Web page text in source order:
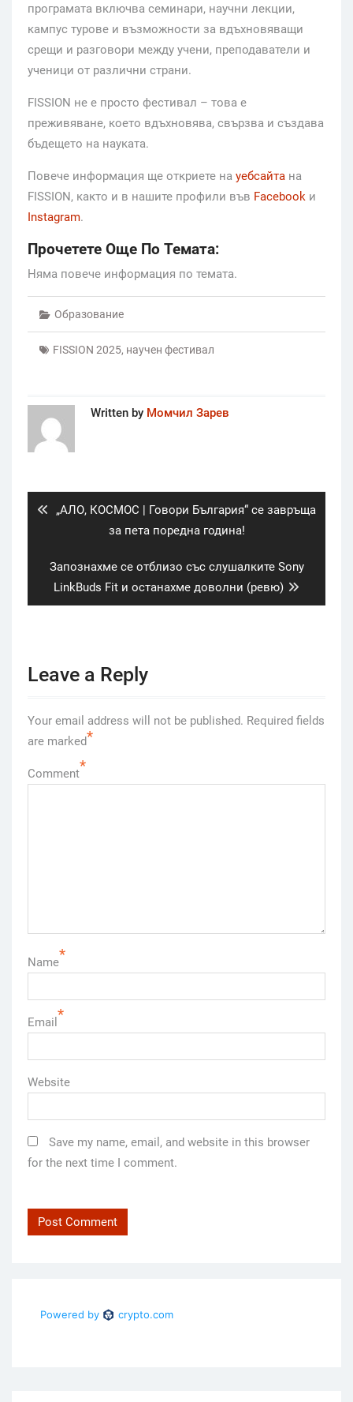
програмата включва семинари, научни лекции,
кампус турове и възможности за вдъхновяващи
срещи и разговори между учени, преподаватели и
ученици от различни страни.
FISSION не е просто фестивал – това е
преживяване, което вдъхновява, свързва и създава
бъдещето на науката.
Повече информация ще откриете на уебсайта на
FISSION, както и в нашите профили във Facebook и
Instagram.
Прочетете Още По Темата:
Няма повече информация по темата.
Образование
FISSION 2025, научен фестивал
Written by Момчил Зарев
Previous
„АЛО, КОСМОС | Говори България“ се завръща
за пета поредна година!
Next
post:
Запознахме се отблизо със слушалките Sony
LinkBuds Fit и останахме доволни (ревю)
Leave a Reply
Your email address will not be published. Required fields
are marked*
Comment*
Name*
Email *
Website
Save my name, email, and website in this browser
for the next time I comment.